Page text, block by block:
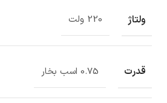
ولتاژ 220 ولت
قدرت 0.75 اسب بخار